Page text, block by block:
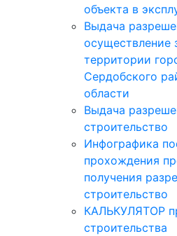
объекта в
Выдача
осуществление
территории
Сердобского
области
Выдача
строительство
Инфографика
прохождения
получения
строительство
КАЛЬКУЛЯТОР
строительства